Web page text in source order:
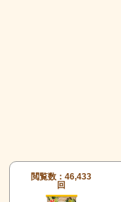
閲覧数：46,433
回